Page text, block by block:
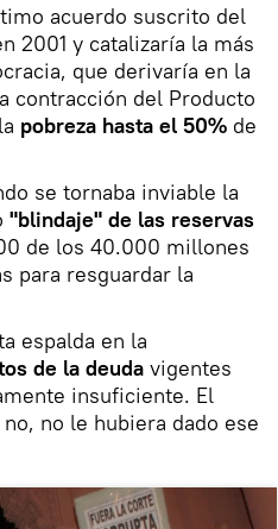
acuerdo suscrito del
2001 y catalizaría la más
que derivaría en la
contracción del Producto
pobreza hasta el 50% de
se tornaba inviable la
"blindaje" de las reservas
de los 40.000 millones
para resguardar la
espalda en la
de la deuda vigentes
insuficiente. El
no le hubiera dado ese